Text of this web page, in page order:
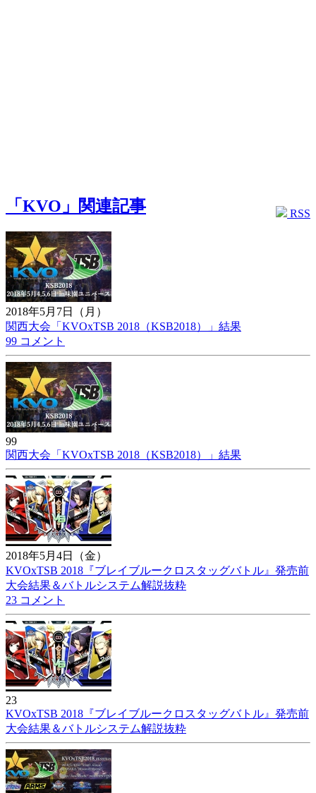
RSS
「KVO」関連記事
2018年5月7日（月）
関西大会「KVOxTSB 2018（KSB2018）」結果
99 コメント
99
関西大会「KVOxTSB 2018（KSB2018）」結果
2018年5月4日（金）
KVOxTSB 2018『ブレイブルークロスタッグバトル』発売前
大会結果＆バトルシステム解説抜粋
23 コメント
23
KVOxTSB 2018『ブレイブルークロスタッグバトル』発売前
大会結果＆バトルシステム解説抜粋